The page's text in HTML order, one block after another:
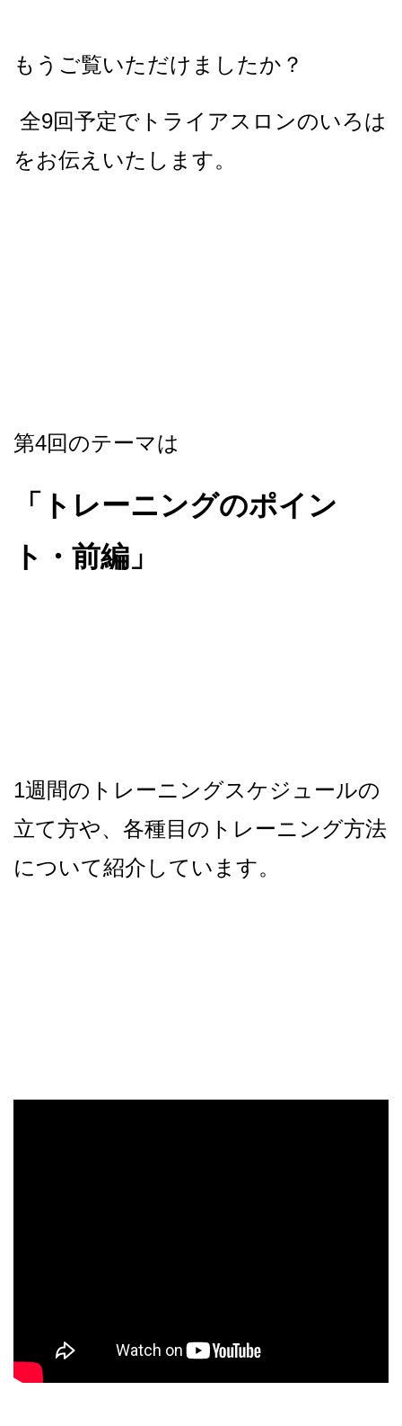
もうご覧いただけましたか？
全9回予定でトライアスロンのいろは
をお伝えいたします。
第4回のテーマは
「トレーニングのポイン
ト・前編」
1週間のトレーニングスケジュールの
立て方や、各種目のトレーニング方法
について紹介しています。